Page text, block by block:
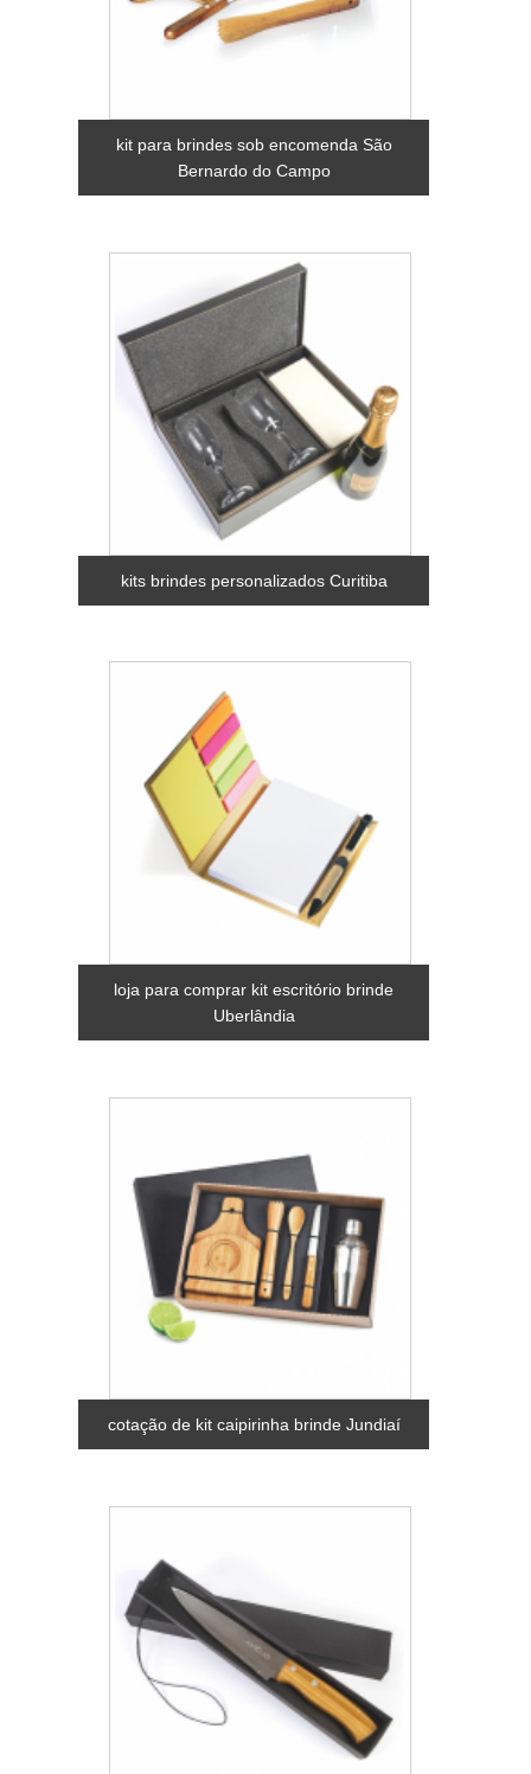
kit para brindes sob encomenda São
Bernardo do Campo
kits brindes personalizados Curitiba
loja para comprar kit escritório brinde
Uberlândia
cotação de kit caipirinha brinde Jundiaí